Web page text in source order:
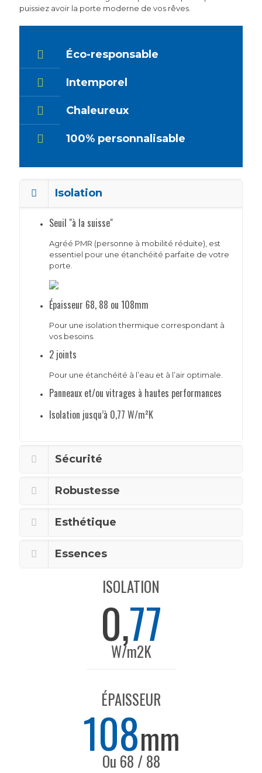
puissiez avoir la porte moderne de vos rêves.
Éco-responsable
Intemporel
Chaleureux
100% personnalisable
Isolation
Seuil "à la suisse"
Agréé PMR (personne à mobilité réduite), est
essentiel pour une étanchéité parfaite de votre
porte.
Épaisseur 68, 88 ou 108mm
Pour une isolation thermique correspondant à
vos besoins.
2 joints
Pour une étanchéité à l’eau et à l’air optimale.
Panneaux et/ou vitrages à hautes performances
Isolation jusqu’à 0,77 W/m²K
Sécurité
Robustesse
Esthétique
Essences
ISOLATION
0,77
W/m2K
ÉPAISSEUR
108mm
Ou 68 / 88